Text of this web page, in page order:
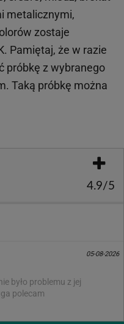
metalicznymi,
zostaje
Pamiętaj, że w razie
próbkę z wybranego
Taką próbkę można
4.9/5
05-08-2026
było problemu z jej
polecam